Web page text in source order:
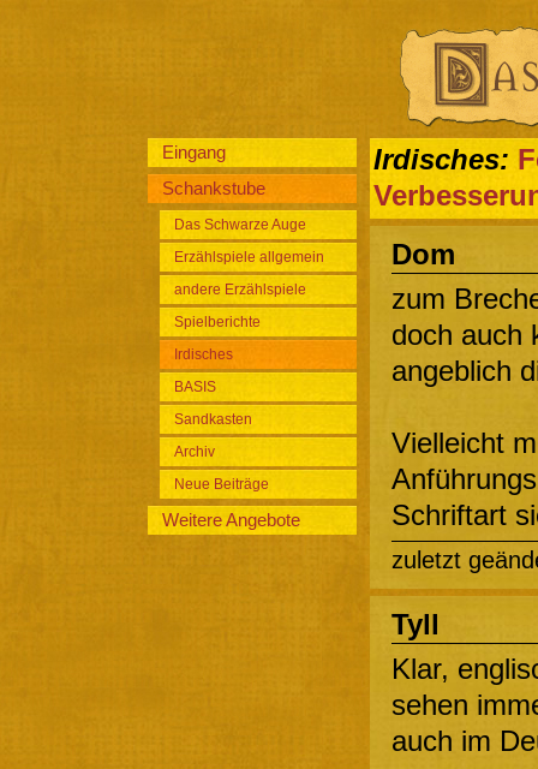
Eingang
Schankstube
Das Schwarze Auge
Erzählspiele allgemein
andere Erzählspiele
Spielberichte
Irdisches
BASIS
Sandkasten
Archiv
Neue Beiträge
Weitere Angebote
Irdisches:
Dom
zum
doch auch
angeblich
Vielleicht
Schriftart
zuletzt
Tyll
Klar,
sehen
auch im